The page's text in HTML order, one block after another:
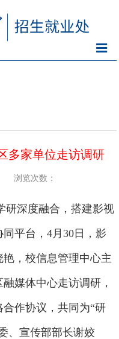
多家单位走访调研
浏览次数：
研深度融合，搭建影视
平台，4月30日，影
，校信息管理中心主
媒体中心走访调研，
作协议，共同为“研
、宣传部部长谢姣